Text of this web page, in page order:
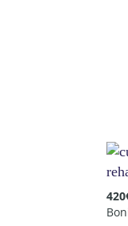
420